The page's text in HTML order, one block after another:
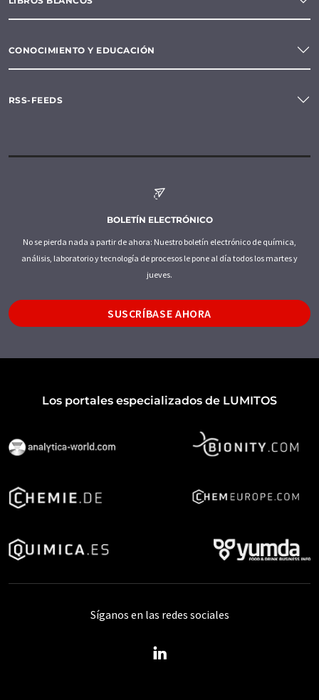
CONOCIMIENTO Y EDUCACIÓN
RSS-FEEDS
BOLETÍN ELECTRÓNICO
No se pierda nada a partir de ahora: Nuestro boletín electrónico de química,
análisis, laboratorio y tecnología de procesos le pone al día todos los martes y
jueves.
SUSCRÍBASE AHORA
Los portales especializados de LUMITOS
Síganos en las redes sociales